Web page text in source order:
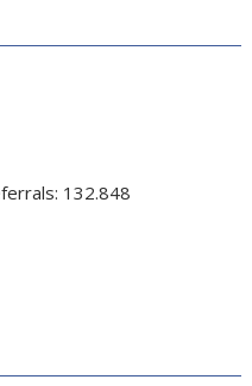
132.848